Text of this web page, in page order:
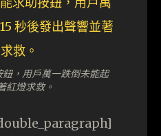
，用戶萬一跌倒未能起
紅燈求救。